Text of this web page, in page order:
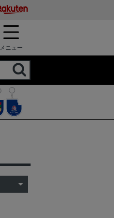
メニュー